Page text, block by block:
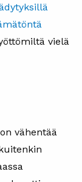
vielä
vähentää